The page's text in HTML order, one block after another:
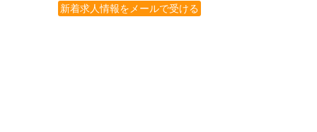
新着求人情報をメールで受ける